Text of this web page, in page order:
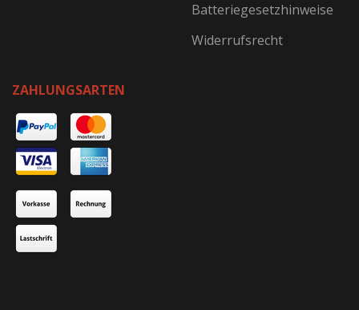
Batteriegesetzhinweise
Widerrufsrecht
ZAHLUNGSARTEN